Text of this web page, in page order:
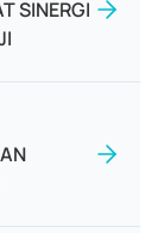
SINERGI